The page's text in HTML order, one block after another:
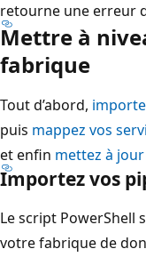
retourne une erreur
Mettre à
fabrique
Tout d’abord,
puis mappez vos
et enfin mettez à
Importez vos
Le script PowerShell
votre fabrique de